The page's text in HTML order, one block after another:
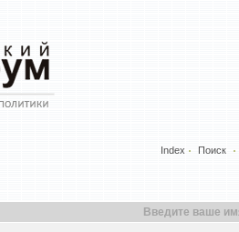
Index Поиск
Введите ваше